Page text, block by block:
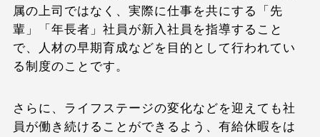
属の上司ではなく、実際に仕事を共にする「先
輩」「年長者」社員が新入社員を指導すること
で、人材の早期育成などを目的として行われてい
る制度のことです。
さらに、ライフステージの変化などを迎えても社
員が働き続けることができるよう、有給休暇をは